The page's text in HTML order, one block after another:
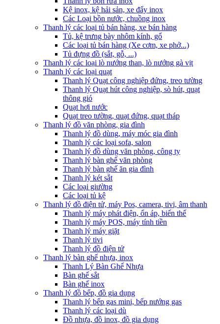
Kệ inox, kệ hải sản, xe đẩy inox
Các Loại bồn nước, chuồng inox
Thanh lý các loại tủ bán hàng, xe bán hàng
Tủ, kệ trưng bày nhôm kính, gổ
Các loại tủ bán hàng (Xe cơm, xe phở...)
Tủ đựng đồ (sắt, gỗ, ...)
Thanh lý các loại lò nướng than, lò nướng gà vịt
Thanh lý các loại quạt
Thanh lý Quạt công nghiệp đứng, treo tường
Thanh lý Quạt hút công nghiệp, sò hút, quạt
thông gió
Quạt hơi nước
Quạt treo tường, quạt đứng, quạt tháp
Thanh lý đồ văn phòng, gia đình
Thanh lý đồ dùng, máy móc gia đình
Thanh lý các loại sofa, salon
Thanh lý đồ dùng văn phòng, công ty
Thanh lý bàn ghế văn phòng
Thanh lý bàn ghế ăn gia đình
Thanh lý két sắt
Các loại giường
Các loại tủ kệ
Thanh lý đồ điện tử, máy Pos, camera, tivi, âm thanh
Thanh lý máy phát điện, ổn áp, biến thế
Thanh lý máy POS, máy tính tiền
Thanh lý máy giặt
Thanh lý tivi
Thanh lý đồ điện tử
Thanh lý bàn ghế nhựa, inox
Thanh Lý Bàn Ghế Nhựa
Bàn ghế sắt
Bàn ghế inox
Thanh lý đồ bếp, đồ gia dụng
Thanh lý bếp gas mini, bếp nướng gas
Thanh lý các loại dù
Đồ nhựa, đồ inox, đồ gia dụng